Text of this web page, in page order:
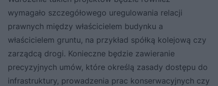
wymagało szczegółowego uregulowania relacji
prawnych między właścicielem budynku a
właścicielem gruntu, na przykład spółką kolejową czy
zarządcą drogi. Konieczne będzie zawieranie
precyzyjnych umów, które określą zasady dostępu do
infrastruktury, prowadzenia prac konserwacyjnych czy